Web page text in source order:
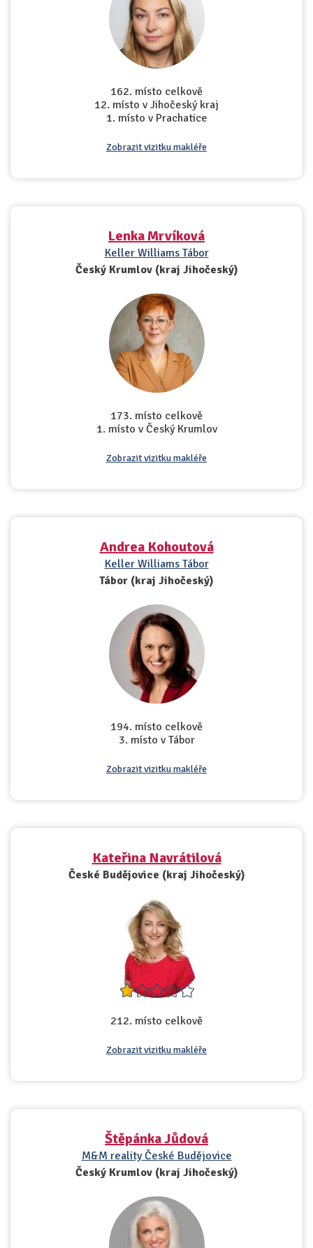
162. místo celkově
12. místo v Jihočeský kraj
1. místo v Prachatice
Zobrazit vizitku makléře
Lenka Mrvíková
Keller Williams Tábor
Český Krumlov (kraj Jihočeský)
173. místo celkově
1. místo v Český Krumlov
Zobrazit vizitku makléře
Andrea Kohoutová
Keller Williams Tábor
Tábor (kraj Jihočeský)
194. místo celkově
3. místo v Tábor
Zobrazit vizitku makléře
Kateřina Navrátilová
České Budějovice (kraj Jihočeský)
212. místo celkově
Zobrazit vizitku makléře
Štěpánka Jůdová
M&M reality České Budějovice
Český Krumlov (kraj Jihočeský)